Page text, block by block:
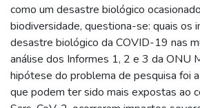
como um desastre biológico
biodiversidade, questiona-se: quais os
desastre biológico da COVID-19 nas
análise dos Informes 1, 2 e 3 da ONU
hipótese do problema de pesquisa foi
que podem ter sido mais expostas ao